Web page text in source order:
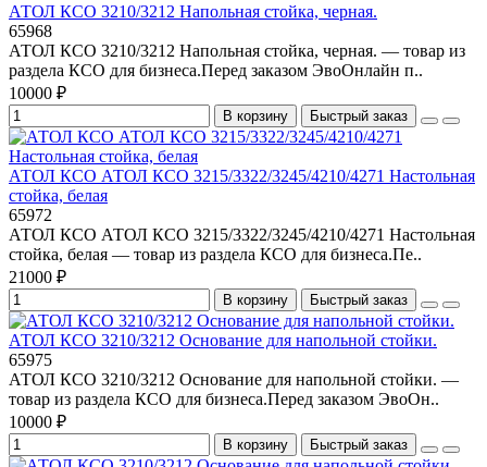
АТОЛ КСО 3210/3212 Напольная стойка, черная.
65968
АТОЛ КСО 3210/3212 Напольная стойка, черная. — товар из
раздела КСО для бизнеса.Перед заказом ЭвоОнлайн п..
10000 ₽
В корзину Быстрый заказ
АТОЛ КСО АТОЛ КСО 3215/3322/3245/4210/4271 Настольная
стойка, белая
65972
АТОЛ КСО АТОЛ КСО 3215/3322/3245/4210/4271 Настольная
стойка, белая — товар из раздела КСО для бизнеса.Пе..
21000 ₽
В корзину Быстрый заказ
АТОЛ КСО 3210/3212 Основание для напольной стойки.
65975
АТОЛ КСО 3210/3212 Основание для напольной стойки. —
товар из раздела КСО для бизнеса.Перед заказом ЭвоОн..
10000 ₽
В корзину Быстрый заказ